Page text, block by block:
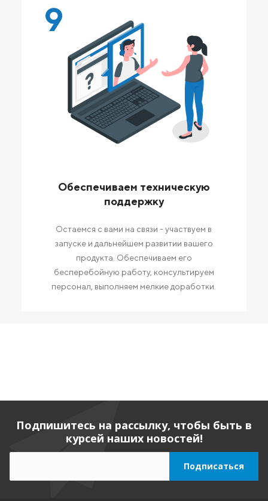
9
Обеспечиваем техническую
поддержку
Остаемся с вами на связи - участвуем в
запуске и дальнейшем развитии вашего
продукта. Обеспечиваем его
бесперебойную работу, консультируем
персонал, выполняем мелкие доработки.
Подпишитесь на рассылку, чтобы быть в
курсей наших новостей!